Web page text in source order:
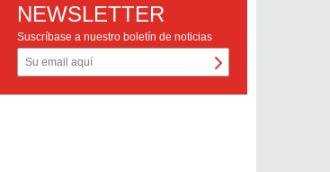
NEWSLETTER
Suscríbase a nuestro boletín de noticias